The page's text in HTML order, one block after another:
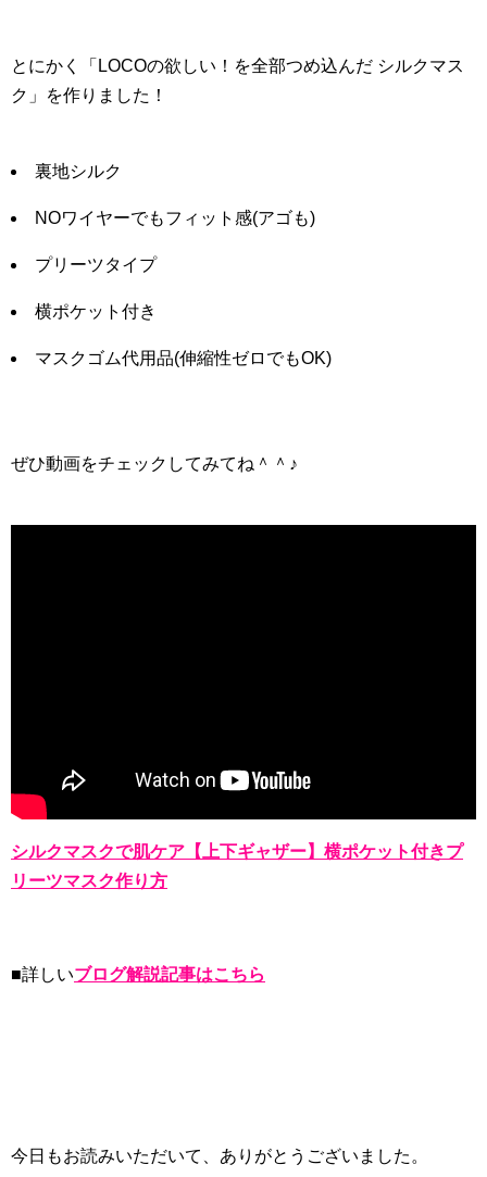
とにかく「LOCOの欲しい！を全部つめ込んだ シルクマス
ク」を作りました！
裏地シルク
NOワイヤーでもフィット感(アゴも)
プリーツタイプ
横ポケット付き
マスクゴム代用品(伸縮性ゼロでもOK)
ぜひ動画をチェックしてみてね＾＾♪
シルクマスクで肌ケア【上下ギャザー】横ポケット付きプ
リーツマスク作り方
■詳しいブログ解説記事はこちら
今日もお読みいただいて、ありがとうございました。